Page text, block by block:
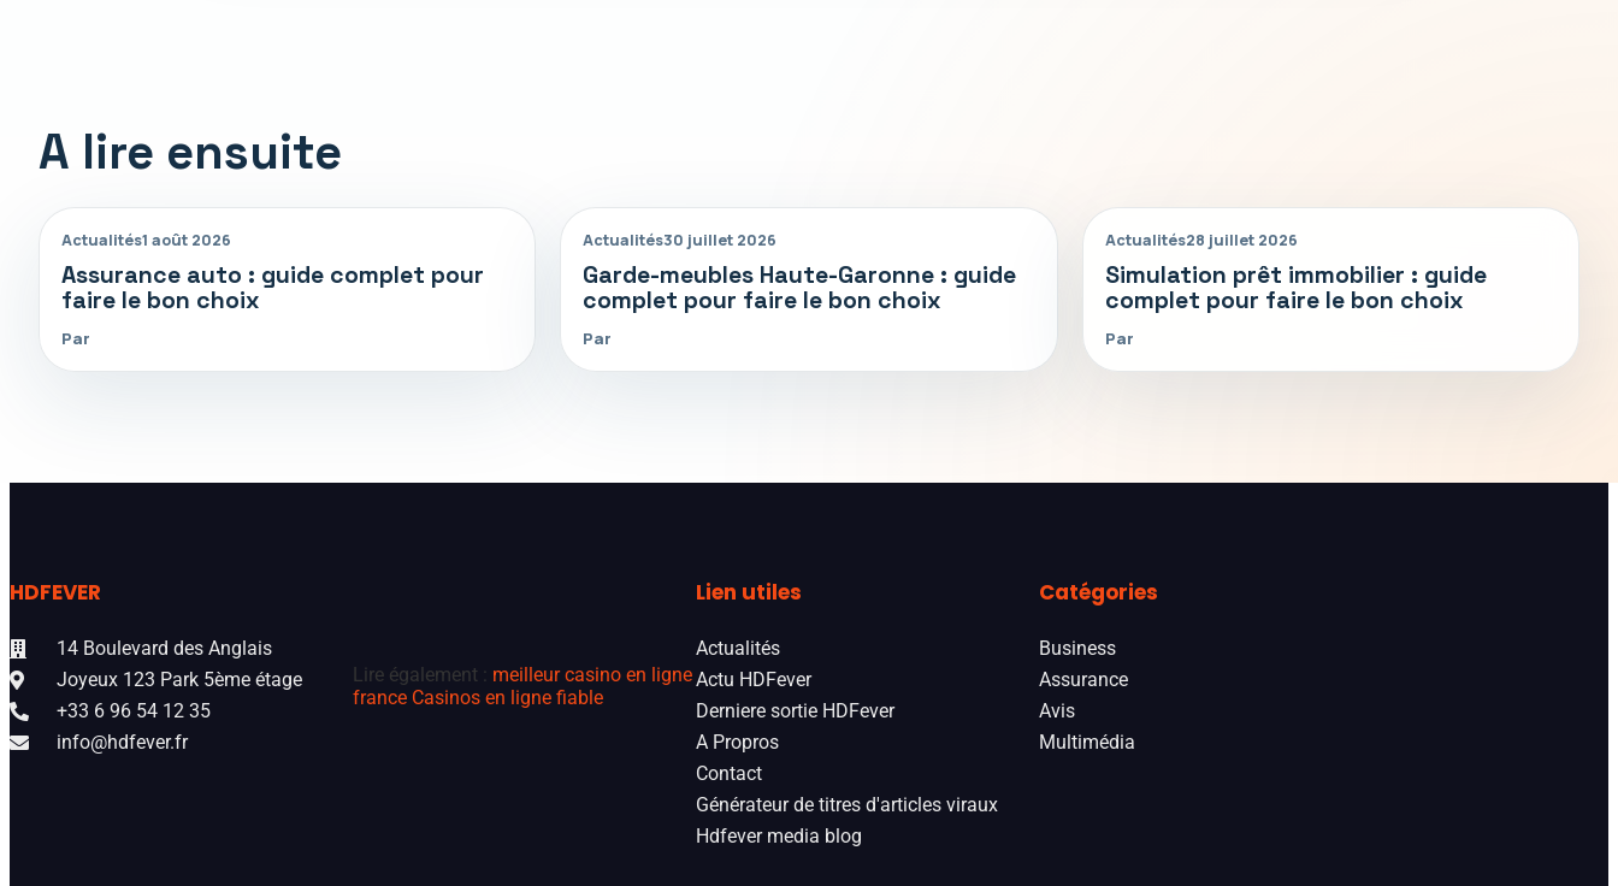
A lire ensuite
Actualités1 août 2026
Assurance auto : guide complet pour
faire le bon choix
Par
Actualités30 juillet 2026
Garde-meubles Haute-Garonne : guide
complet pour faire le bon choix
Par
Actualités28 juillet 2026
Simulation prêt immobilier : guide
complet pour faire le bon choix
Par
HDFEVER
14 Boulevard des Anglais
Joyeux 123 Park 5ème étage
+33 6 96 54 12 35
info@hdfever.fr
Lire également : meilleur casino en ligne
france Casinos en ligne fiable
Lien utiles
Actualités
Actu HDFever
Derniere sortie HDFever
A Propros
Contact
Générateur de titres d'articles viraux
Hdfever media blog
Catégories
Business
Assurance
Avis
Multimédia